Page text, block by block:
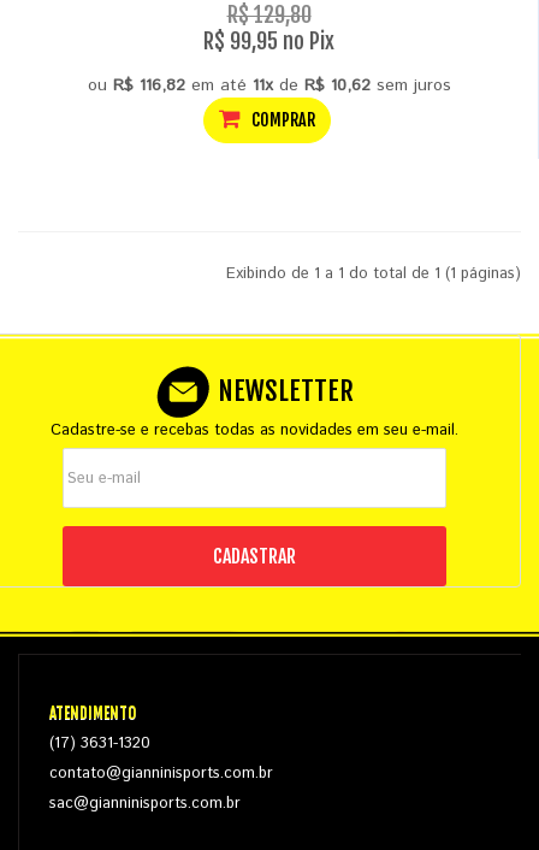
R$ 129,80
R$ 99,95 no Pix
ou R$ 116,82em até 11xde R$ 10,62sem juros
COMPRAR
Exibindo de 1 a 1 do total de 1 (1 páginas)
NEWSLETTER
Cadastre-se e recebas todas as novidades em seu e-mail.
CADASTRAR
ATENDIMENTO
(17) 3631-1320
contato@gianninisports.com.br
sac@gianninisports.com.br